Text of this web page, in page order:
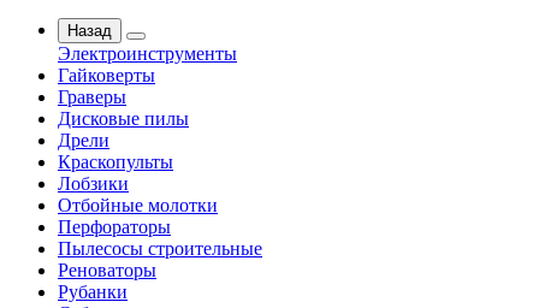
Назад
Электроинструменты
Гайковерты
Граверы
Дисковые пилы
Дрели
Краскопульты
Лобзики
Отбойные молотки
Перфораторы
Пылесосы строительные
Реноваторы
Рубанки